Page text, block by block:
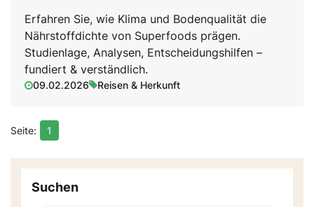
Erfahren Sie, wie Klima und Bodenqualität die
Nährstoffdichte von Superfoods prägen.
Studienlage, Analysen, Entscheidungshilfen –
fundiert & verständlich.
09.02.2026 Reisen & Herkunft
1
Suchen